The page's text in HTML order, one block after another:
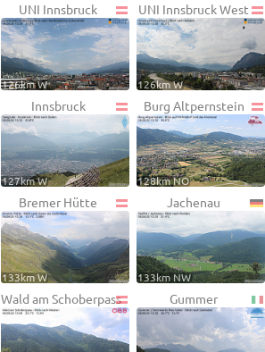
UNI Innsbruck
126km W
UNI Innsbruck West
126km W
Innsbruck
127km W
Burg Altpernstein
128km NO
Bremer Hütte
133km W
Jachenau
133km NW
Wald am Schoberpass Gummer